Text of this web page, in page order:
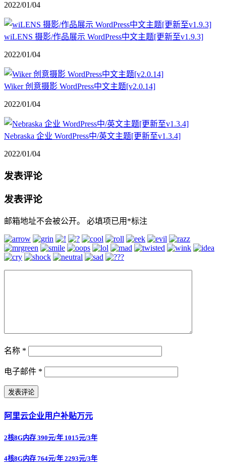
2022/01/04
wiLENS 摄影/作品展示 WordPress中文主题[更新至v1.9.3]
2022/01/04
Wiker 创意摄影 WordPress中文主题[v2.0.14]
2022/01/04
Nebraska 企业 WordPress中/英文主题[更新至v1.3.4]
2022/01/04
发表评论
发表评论
邮箱地址不会被公开。 必填项已用 *标注
名称 *
电子邮件 *
阿里云企业用户补贴万元
2核8G内存 390元/年 1015元/3年
4核8G内存 764元/年 2293元/3年